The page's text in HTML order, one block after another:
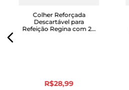
Colher Reforçada
Descartável para
Refeição Regina com 20
R$28,99